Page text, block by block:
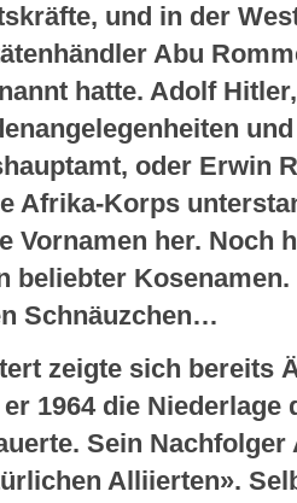
und in der
Abu
hatte. Adolf
oder Erwin
Afrika-Korps
Vornamen her. Noch
beliebter
Schnäuzchen…
zeigte sich bereits
1964 die Niederlage
Sein Nachfolger
Alliierten».